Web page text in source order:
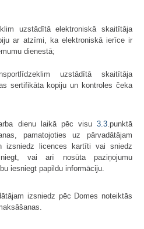
uzstādītā elektroniskā skaitītāja
ar atzīmi, ka elektroniskā ierīce ir
dienestā;
uzstādītā skaitītāja
sertifikāta kopiju un kontroles čeka
dienu laikā pēc visu 3.3 .punktā
pamatojoties uz pārvadātājam
izsniedz licences kartīti vai sniedz
vai arī nosūta paziņojumu
iesniegt papildu informāciju.
izsniedz pēc Domes noteiktās